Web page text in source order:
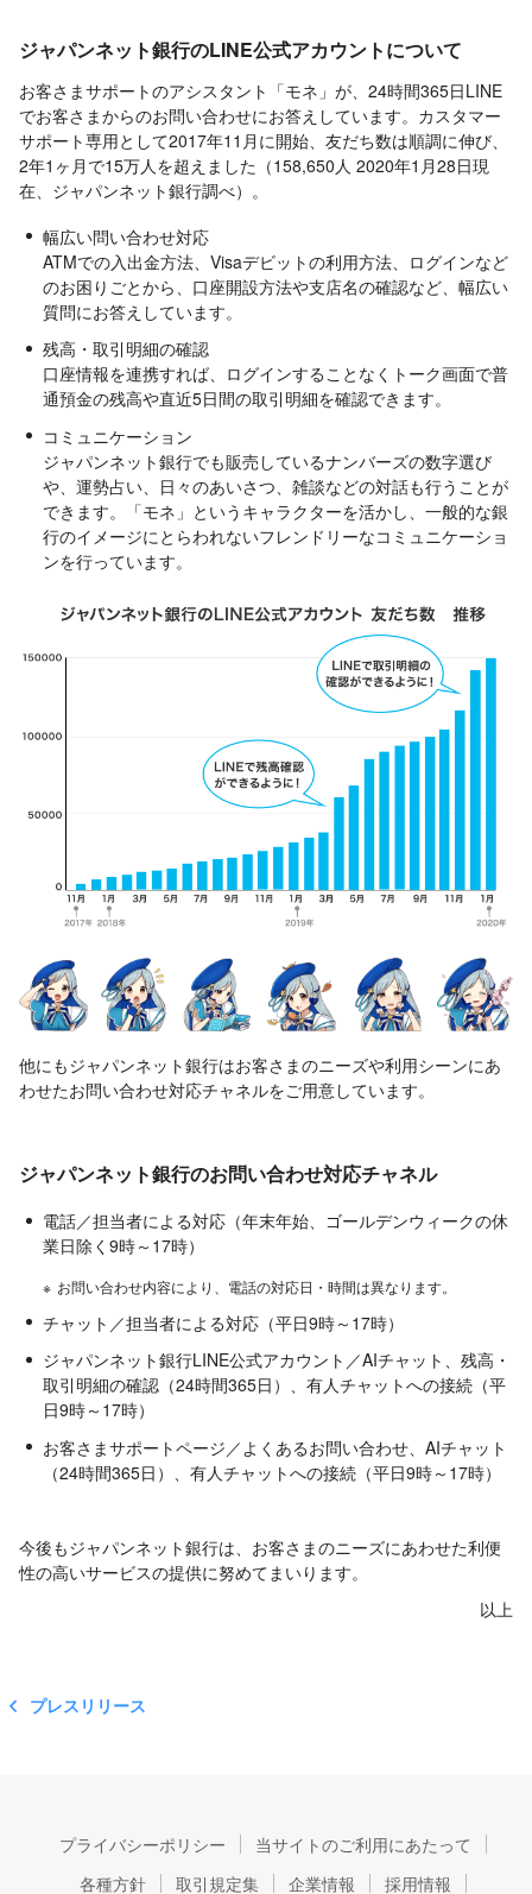
ジャパンネット銀行のLINE公式アカウントについて
お客さまサポートのアシスタント「モネ」が、24時間365日LINE
でお客さまからのお問い合わせにお答えしています。カスタマー
サポート専用として2017年11月に開始、友だち数は順調に伸び、
2年1ヶ月で15万人を超えました（158,650人 2020年1月28日現
在、ジャパンネット銀行調べ）。
幅広い問い合わせ対応
ATMでの入出金方法、Visaデビットの利用方法、ログインなど
のお困りごとから、口座開設方法や支店名の確認など、幅広い
質問にお答えしています。
残高・取引明細の確認
口座情報を連携すれば、ログインすることなくトーク画面で普
通預金の残高や直近5日間の取引明細を確認できます。
コミュニケーション
ジャパンネット銀行でも販売しているナンバーズの数字選び
や、運勢占い、日々のあいさつ、雑談などの対話も行うことが
できます。「モネ」というキャラクターを活かし、一般的な銀
行のイメージにとらわれないフレンドリーなコミュニケーショ
ンを行っています。
他にもジャパンネット銀行はお客さまのニーズや利用シーンにあ
わせたお問い合わせ対応チャネルをご用意しています。
ジャパンネット銀行のお問い合わせ対応チャネル
電話／担当者による対応（年末年始、ゴールデンウィークの休
業日除く9時～17時）
※ お問い合わせ内容により、電話の対応日・時間は異なります。
チャット／担当者による対応（平日9時～17時）
ジャパンネット銀行LINE公式アカウント／AIチャット、残高・
取引明細の確認（24時間365日）、有人チャットへの接続（平
日9時～17時）
お客さまサポートページ／よくあるお問い合わせ、AIチャット
（24時間365日）、有人チャットへの接続（平日9時～17時）
今後もジャパンネット銀行は、お客さまのニーズにあわせた利便
性の高いサービスの提供に努めてまいります。
以上
プレスリリース
プライバシーポリシー
当サイトのご利用にあたって
各種方針
取引規定集 企業情報 採用情報